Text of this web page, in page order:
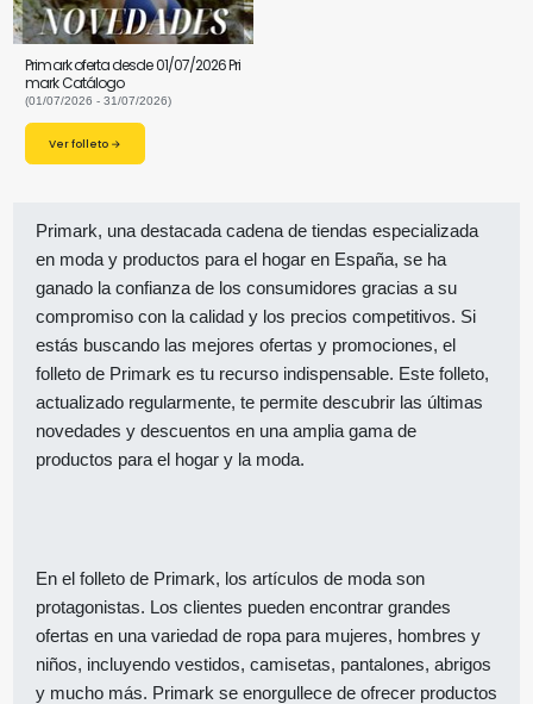
Primark oferta desde 01/07/2026 Pri
mark Catálogo
(01/07/2026 - 31/07/2026)
Ver folleto →
Primark, una destacada cadena de tiendas especializada
en moda y productos para el hogar en España, se ha
ganado la confianza de los consumidores gracias a su
compromiso con la calidad y los precios competitivos. Si
estás buscando las mejores ofertas y promociones, el
folleto de Primark es tu recurso indispensable. Este folleto,
actualizado regularmente, te permite descubrir las últimas
novedades y descuentos en una amplia gama de
productos para el hogar y la moda.
En el folleto de Primark, los artículos de moda son
protagonistas. Los clientes pueden encontrar grandes
ofertas en una variedad de ropa para mujeres, hombres y
niños, incluyendo vestidos, camisetas, pantalones, abrigos
y mucho más. Primark se enorgullece de ofrecer productos